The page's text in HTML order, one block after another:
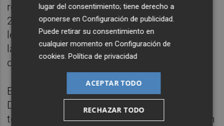
recordaba que el ejercicio presupuestario
2024 ya está cerrado, lo que impedía
legalmente continuar con la tramitación de
la ayuda, aunque se hubiera presentado
documentación posteriormente.
El propio decreto del 17 de julio de la
Diputación, advertía que al Ayuntamiento
todavía le quedaba la opción de presentar un
lugar del consentimiento; tiene derecho a
oponerse enConfiguración de publicidad
Puede retirar su consentimiento en
cualquier momento enConfiguración de
cookies .Política de privacidad
ACEPTAR TODO
RECHAZAR TODO